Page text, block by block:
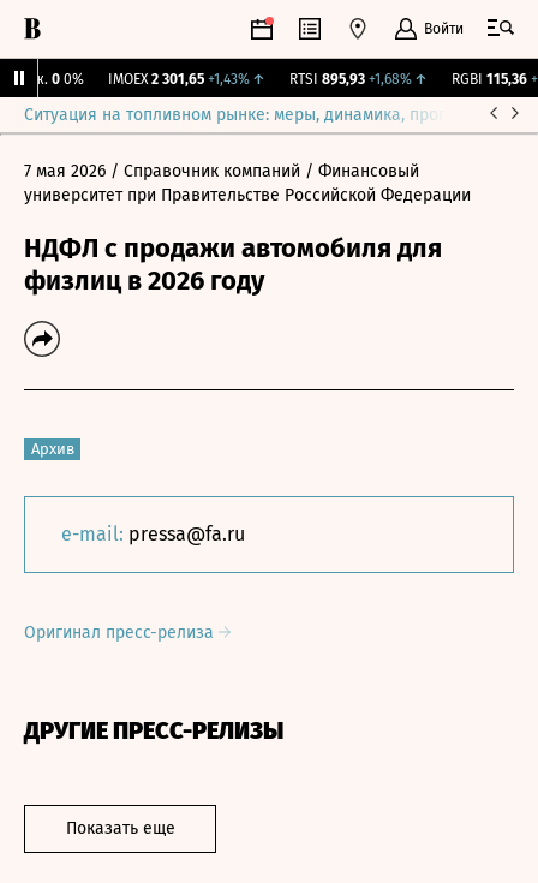
Войти
0 0% IMOEX 2 301,65 +1,43%↑ RTSI 895,93 +1,68%↑ RGBI 115,36
Ситуация на топливном рынке: меры, динамика, прогнозы
7 мая 2026 / Справочник компаний / Финансовый
университет при Правительстве Российской Федерации
НДФЛ с продажи автомобиля для
физлиц в 2026 году
Архив
e-mail: pressa@fa.ru
Оригинал пресс-релиза
ДРУГИЕ ПРЕСС-РЕЛИЗЫ
Показать еще